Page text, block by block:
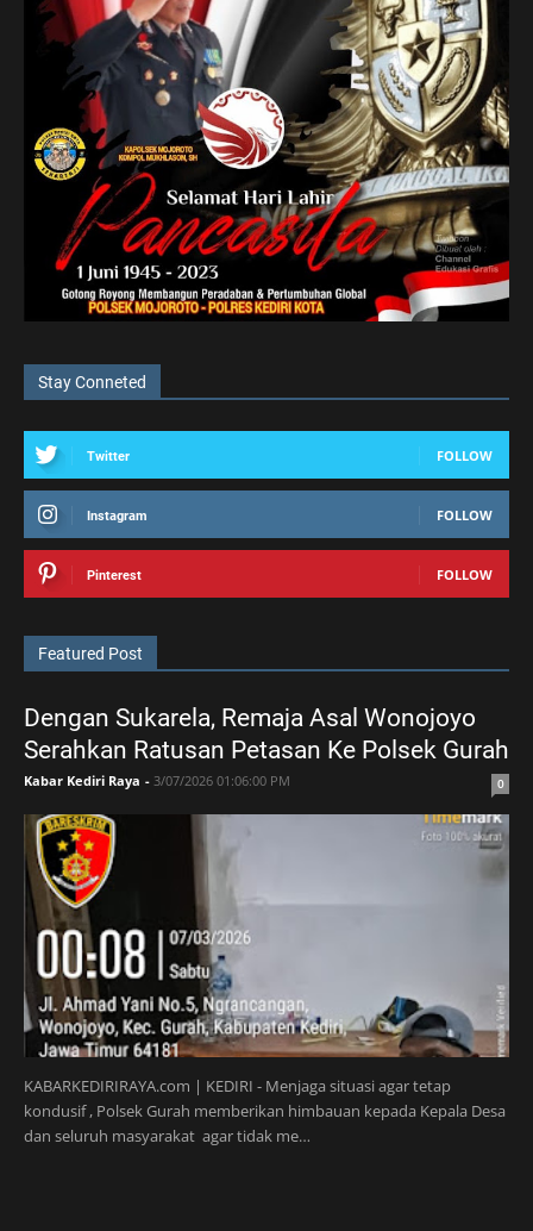
Stay Conneted
Twitter FOLLOW
Instagram FOLLOW
Pinterest FOLLOW
Featured Post
Dengan Sukarela, Remaja Asal Wonojoyo
Serahkan Ratusan Petasan Ke Polsek Gurah
Kabar Kediri Raya - 3/07/2026 01:06:00 PM 0
KABARKEDIRIRAYA.com | KEDIRI - Menjaga situasi agar tetap
kondusif , Polsek Gurah memberikan himbauan kepada Kepala Desa
dan seluruh masyarakat agar tidak me…